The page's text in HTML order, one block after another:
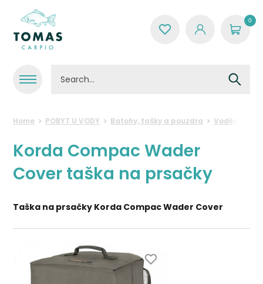
0
Home POBYT U VODY Batohy, tašky a pouzdra Voděodolné
Korda Compac Wader
Cover taška na prsačky
Taška na prsačky Korda Compac Wader Cover